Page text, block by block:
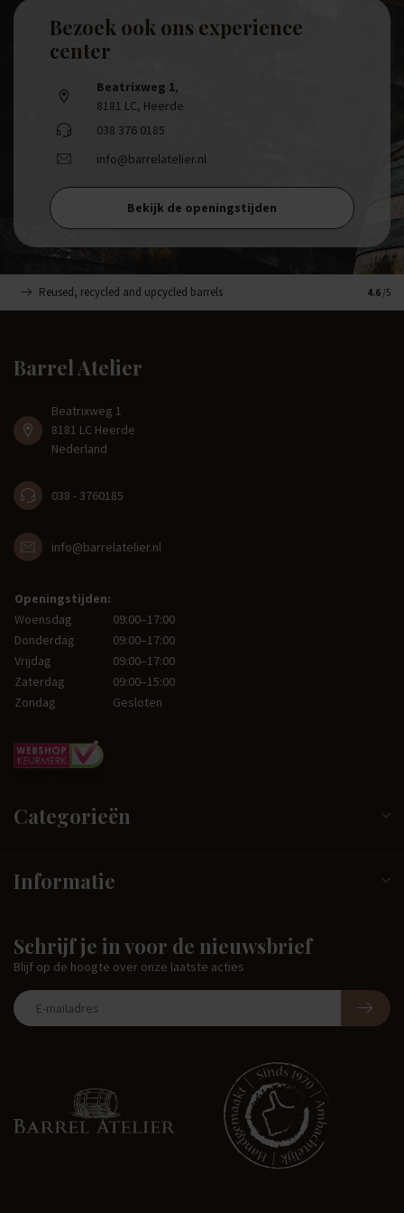
Bezoek ook ons experience
center
Beatrixweg 1,
8181 LC, Heerde
038 376 0185
info@barrelatelier.nl
Bekijk de openingstijden
Reused, recycled and upcycled barrels 4.6 /5
Barrel Atelier
Beatrixweg 1
8181 LC Heerde
Nederland
038 - 3760185
info@barrelatelier.nl
Openingstijden:
Woensdag
09:00–17:00
Donderdag
09:00–17:00
Vrijdag
09:00–17:00
Zaterdag
09:00–15:00
Zondag
Gesloten
Categorieën
Informatie
Schrijf je in voor de nieuwsbrief
Blijf op de hoogte over onze laatste acties